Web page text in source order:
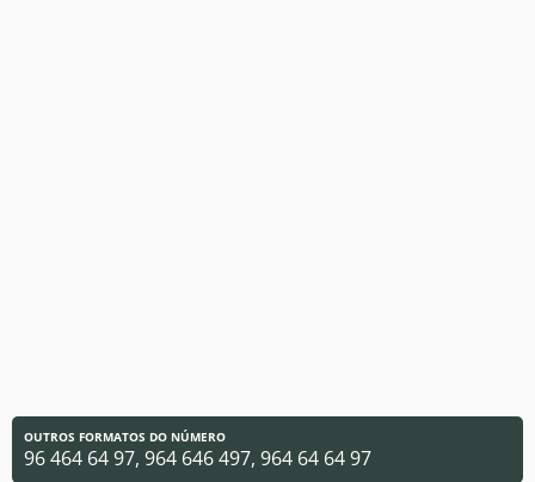
OUTROS FORMATOS DO NÚMERO
96 464 64 97, 964 646 497, 964 64 64 97